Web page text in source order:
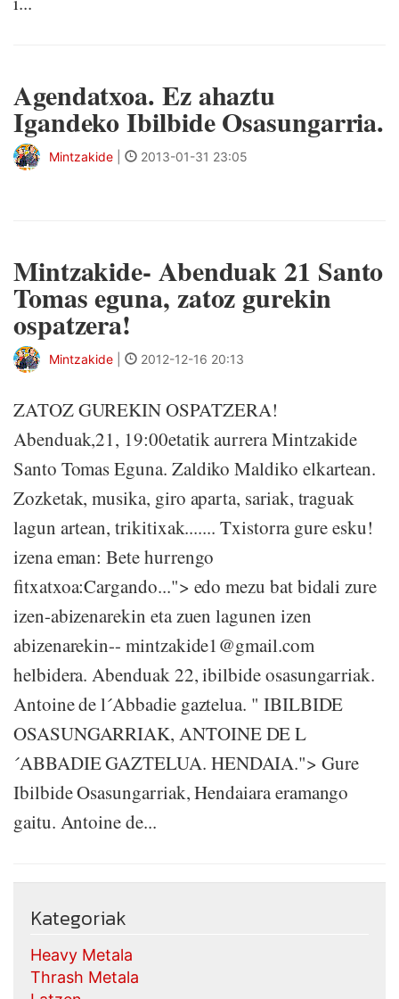
Agendatxoa. Ez ahaztu
Igandeko Ibilbide Osasungarria.
Mintzakide 2013-01-31 23:05
Mintzakide- Abenduak 21 Santo
Tomas eguna, zatoz gurekin
ospatzera!
Mintzakide 2012-12-16 20:13
ZATOZ GUREKIN OSPATZERA!
Abenduak,21, 19:00etatik aurrera Mintzakide
Santo Tomas Eguna. Zaldiko Maldiko elkartean.
Zozketak, musika, giro aparta, sariak, traguak
lagun artean, trikitixak....... Txistorra gure esku!
izena eman: Bete hurrengo
fitxatxoa:Cargando..."> edo mezu bat bidali zure
izen-abizenarekin eta zuen lagunen izen
abizenarekin-- mintzakide1@gmail.com
helbidera. Abenduak 22, ibilbide osasungarriak.
Antoine de l´Abbadie gaztelua. " IBILBIDE
OSASUNGARRIAK, ANTOINE DE L
´ABBADIE GAZTELUA. HENDAIA."> Gure
Ibilbide Osasungarriak, Hendaiara eramango
gaitu. Antoine de...
Kategoriak
Heavy Metala
Thrash Metala